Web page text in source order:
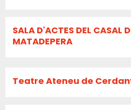
SALA D'ACTES DEL CASAL
MATADEPERA
Teatre Ateneu de